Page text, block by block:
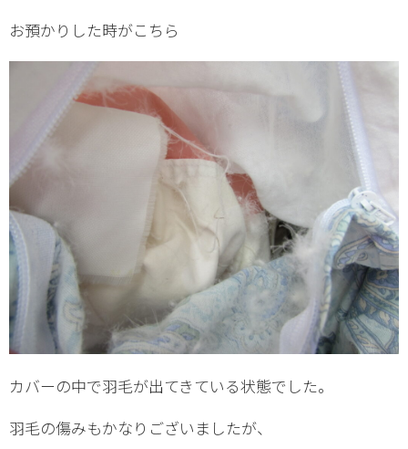
お預かりした時がこちら
カバーの中で羽毛が出てきている状態でした。
羽毛の傷みもかなりございましたが、